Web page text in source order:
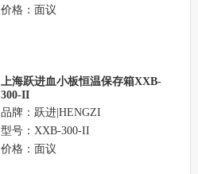
价格：面议
上海跃进血小板恒温保存箱XXB-
300-II
品牌：跃进|HENGZI
型号：XXB-300-II
价格：面议